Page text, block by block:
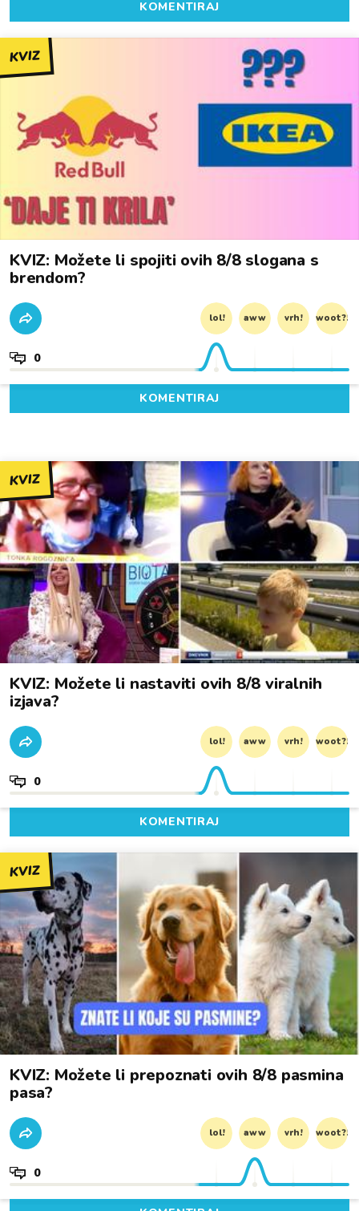
KOMENTIRAJ
KVIZ
KVIZ: Možete li spojiti ovih 8/8 slogana s
brendom?
lol! aww vrh! woot?!
0
KOMENTIRAJ
KVIZ
KVIZ: Možete li nastaviti ovih 8/8 viralnih
izjava?
lol! aww vrh! woot?!
0
KOMENTIRAJ
KVIZ
KVIZ: Možete li prepoznati ovih 8/8 pasmina
pasa?
lol! aww vrh! woot?!
0